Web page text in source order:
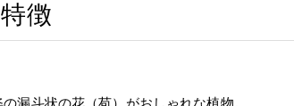
徴
漏斗状の花（苞）がおしゃれな植物。